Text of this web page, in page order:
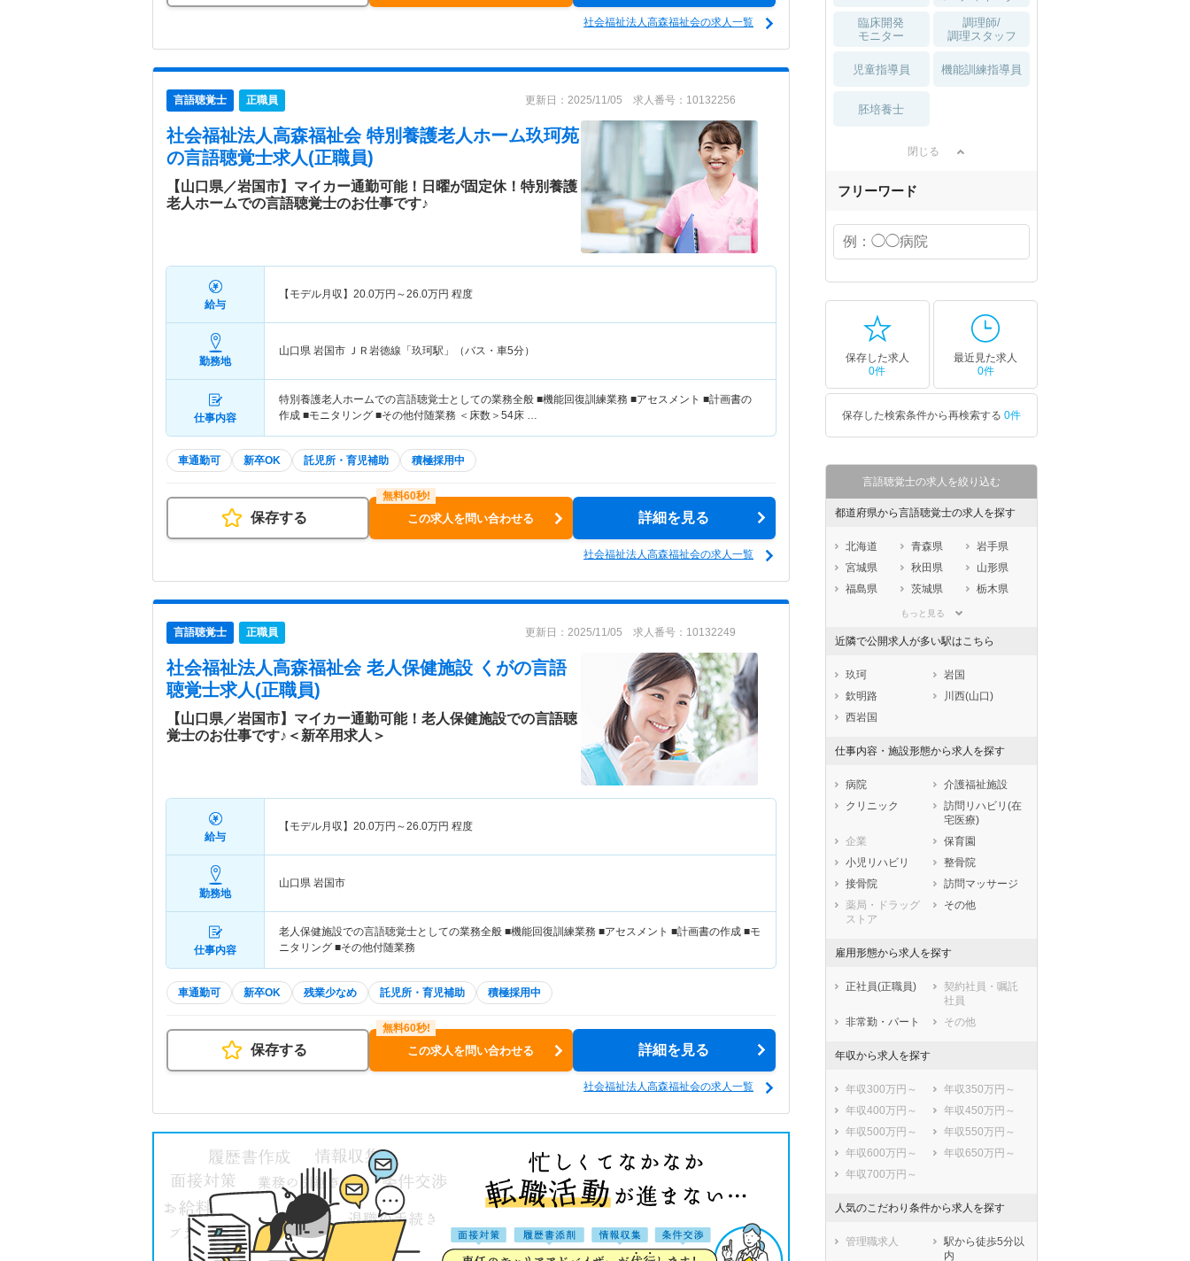
社会福祉法人高森福祉会の求人一覧
言語聴覚士 正職員 更新日：2025/11/05 求人番号：10132256
社会福祉法人高森福祉会 特別養護老人ホーム玖珂苑
の言語聴覚士求人(正職員)
【山口県／岩国市】マイカー通勤可能！日曜が固定休！特別養護
老人ホームでの言語聴覚士のお仕事です♪
給与
【モデル月収】 20.0万円～26.0万円 程度
勤務地
山口県 岩国市 ＪＲ岩徳線「玖珂駅」（バス・車5分）
仕事内容
特別養護老人ホームでの言語聴覚士としての業務全般 ■機能回復訓練業務 ■アセスメント ■計画書の
作成 ■モニタリング ■その他付随業務 ＜床数＞54床 …
車通勤可 新卒OK 託児所・育児補助 積極採用中
保存する この求人を問い合わせる 詳細を見る
社会福祉法人高森福祉会の求人一覧
言語聴覚士 正職員 更新日：2025/11/05 求人番号：10132249
社会福祉法人高森福祉会 老人保健施設 くがの言語
聴覚士求人(正職員)
【山口県／岩国市】マイカー通勤可能！老人保健施設での言語聴
覚士のお仕事です♪＜新卒用求人＞
給与
【モデル月収】 20.0万円～26.0万円 程度
勤務地
山口県 岩国市
仕事内容
老人保健施設での言語聴覚士としての業務全般 ■機能回復訓練業務 ■アセスメント ■計画書の作成 ■モ
ニタリング ■その他付随業務
車通勤可 新卒OK 残業少なめ 託児所・育児補助 積極採用中
保存する この求人を問い合わせる 詳細を見る
社会福祉法人高森福祉会の求人一覧
臨床開発
モニター
調理師/
調理スタッフ
児童指導員 機能訓練指導員
胚培養士
閉じる
フリーワード
保存した求人
0件
最近見た求人
0件
保存した検索条件から再検索する 0件
言語聴覚士の求人を絞り込む
都道府県から言語聴覚士の求人を探す
北海道 青森県
岩手県
宮城県
秋田県
山形県
福島県
茨城県
栃木県
埼玉県
石川県
福井県
静岡県
愛知県
三重県
滋賀県
鳥取県
島根県
岡山県
広島県
山口県
徳島県
香川県
愛媛県
高知県
長崎県
熊本県
大分県
鹿児島県
沖縄県
もっと見る
近隣で公開求人が多い駅はこちら
玖珂
岩国
欽明路
川西(山口)
西岩国
仕事内容・施設形態から求人を探す
病院
介護福祉施設
クリニック
訪問リハビリ(在
宅医療)
企業
保育園
小児リハビリ
整骨院
接骨院
訪問マッサージ
薬局・ドラッグ
ストア
その他
雇用形態から求人を探す
正社員(正職員)
契約社員・嘱託
社員
非常勤・パート
その他
年収から求人を探す
年収300万円～
年収350万円～
年収400万円～
年収450万円～
年収500万円～
年収550万円～
年収600万円～
年収650万円～
年収700万円～
人気のこだわり条件から求人を探す
管理職求人
駅から徒歩5分以
内